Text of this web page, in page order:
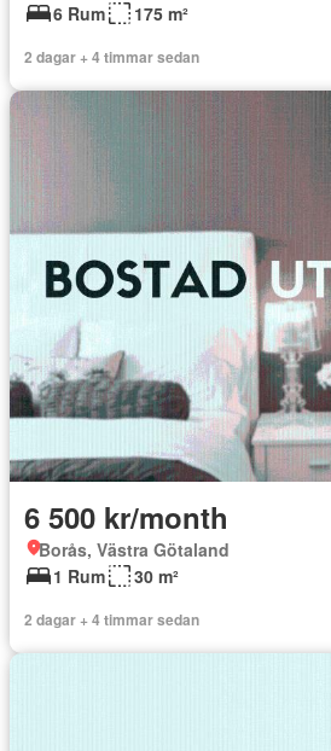
6 Rum
175 m²
2 dagar + 4 timmar sedan
6 500 kr/month
Borås, Västra Götaland
1 Rum
30 m²
2 dagar + 4 timmar sedan